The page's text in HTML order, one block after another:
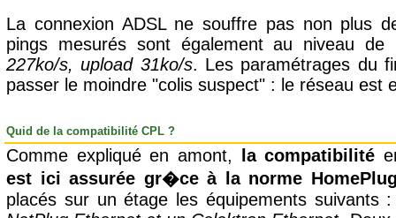
La connexion ADSL ne souffre pas non plus
pings mesurés sont également au niveau
227ko/s, upload 31ko/s. Les paramétrages du
passer le moindre "colis suspect" : le réseau est
Quid de la compatibilité CPL ?
Comme expliqué en amont, la compatibilité
est ici assurée gr�ce à la norme
placés sur un étage les équipements suivants